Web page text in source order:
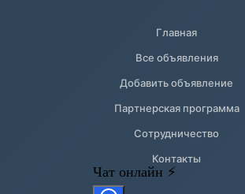
Главная
Все объявления
Добавить объявление
Партнерская программа
Сотрудничество
Контакты